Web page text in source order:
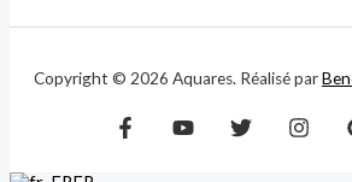
Copyright © 2026 Aquares. Réalisé par